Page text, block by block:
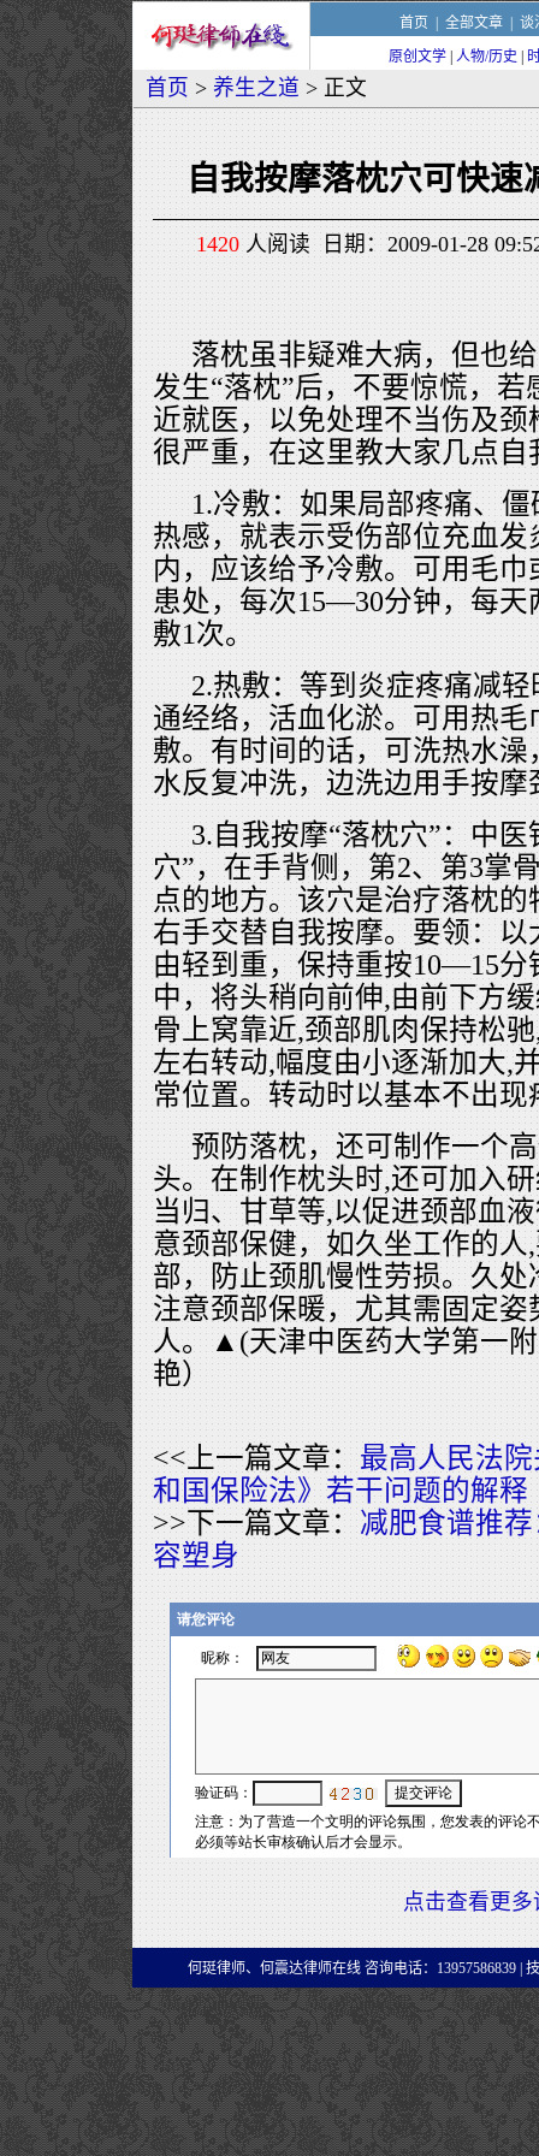
首页 全部文章| 谈
原创文学 人物/历史
首页 > 养生之道 > 正文
自我按摩落枕穴可快速
1420人阅读 日期：2009-01-28
落枕虽非疑难大病，但也
发生“落枕”后，不要惊慌，
近就医，以免处理不当伤及
很严重，在这里教大家几点自
1.冷敷：如果局部疼痛、
热感，就表示受伤部位充血发
内，应该给予冷敷。可用毛
患处，每次15—30分钟，每天
敷1次。
2.热敷：等到炎症疼痛减
通经络，活血化淤。可用热
敷。有时间的话，可洗热水
水反复冲洗，边洗边用手按
3.自我按摩“落枕穴”：中
穴”，在手背侧，第2、第3掌
点的地方。该穴是治疗落枕
右手交替自我按摩。要领：
由轻到重，保持重按10—15分
中，将头稍向前伸,由前下方
骨上窝靠近,颈部肌肉保持松
左右转动,幅度由小逐渐加大,
常位置。转动时以基本不出
预防落枕，还可制作一个
头。在制作枕头时,还可加入
当归、甘草等,以促进颈部血
意颈部保健，如久坐工作的
部，防止颈肌慢性劳损。久
注意颈部保暖，尤其需固定
人。▲(天津中医药大学第一
艳）
<<上一篇文章：最高人民法
和国保险法》若干问题的解释
>>下一篇文章：减肥食谱推
容塑身
点击查看更多
何珽律师、何震达律师在线 咨询电话：13957586839 |